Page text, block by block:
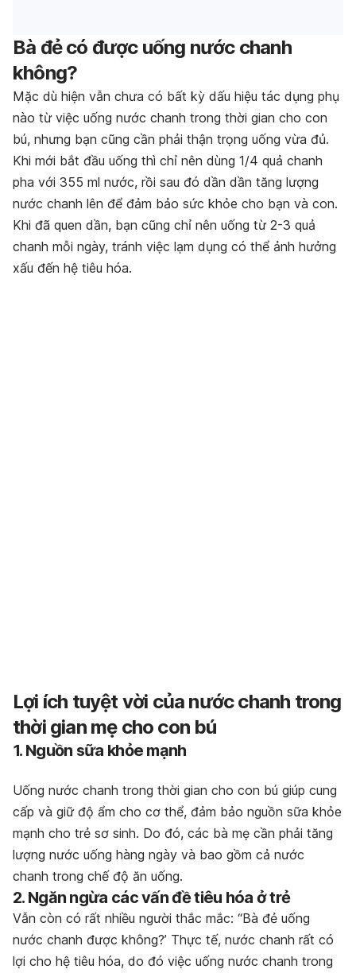
Bà đẻ có được uống nước chanh
không?
Mặc dù hiện vẫn chưa có bất kỳ dấu hiệu tác dụng phụ
nào từ việc uống nước chanh trong thời gian cho con
bú, nhưng bạn cũng cần phải thận trọng uống vừa đủ.
Khi mới bắt đầu uống thì chỉ nên dùng 1/4 quả chanh
pha với 355 ml nước, rồi sau đó dần dần tăng lượng
nước chanh lên để đảm bảo sức khỏe cho bạn và con.
Khi đã quen dần, bạn cũng chỉ nên uống từ 2-3 quả
chanh mỗi ngày, tránh việc lạm dụng có thể ảnh hưởng
xấu đến hệ tiêu hóa.
Lợi ích tuyệt vời của nước chanh trong
thời gian mẹ cho con bú
1. Nguồn sữa khỏe mạnh
Uống nước chanh trong thời gian cho con bú giúp cung
cấp và giữ độ ẩm cho cơ thể, đảm bảo nguồn sữa khỏe
mạnh cho trẻ sơ sinh. Do đó, các bà mẹ cần phải tăng
lượng nước uống hàng ngày và bao gồm cả nước
chanh trong chế độ ăn uống.
2. Ngăn ngừa các vấn đề tiêu hóa ở trẻ
Vẫn còn có rất nhiều người thắc mắc: “Bà đẻ uống
nước chanh được không?’ Thực tế, nước chanh rất có
lợi cho hệ tiêu hóa, do đó việc uống nước chanh trong